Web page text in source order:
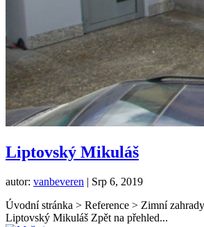
Liptovský Mikuláš
autor: vanbeveren | Srp 6, 2019
Úvodní stránka > Reference > Zimní
Liptovský Mikuláš Zpět na přehled...